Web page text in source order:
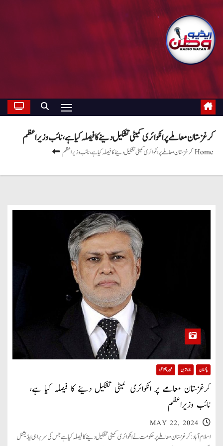
کرغزستان معاملے پر انکوائری کمیٹی تشکیل دینے کا فیصلہ کیا ہے، نائب وزیراعظم
Homeکرغزستان معاملے پر انکوائری کمیٹی تشکیل دینے کا فیصلہ کیا ہے، نائب وزیراعظم
پاکستان تازہ ترین خیبر پختونخوا
کرغزستان معاملے پر انکوائری کمیٹی تشکیل دینے کا فیصلہ کیا ہے،
نائب وزیراعظم
MAY 22, 2024
اسلام آباد: کرغزستان معاملے پر حکومت نے انکوائری کمیٹی تشکیل دینے کا فیصلہ کیا ہے جس کی سربراہی ایڈیشنل